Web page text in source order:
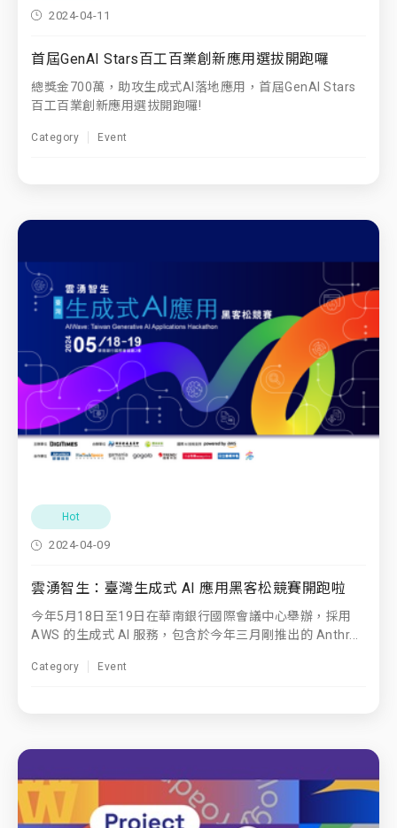
2024-04-11
首屆GenAI Stars百工百業創新應用選拔開跑囉
總獎金700萬，助攻生成式AI落地應用，首屆GenAI Stars
百工百業創新應用選拔開跑囉!
Category Event
Hot
2024-04-09
雲湧智生：臺灣生成式 AI 應用黑客松競賽開跑啦
今年5月18日至19日在華南銀行國際會議中心舉辦，採用
AWS 的生成式 AI 服務，包含於今年三月剛推出的 Anthr...
Category Event